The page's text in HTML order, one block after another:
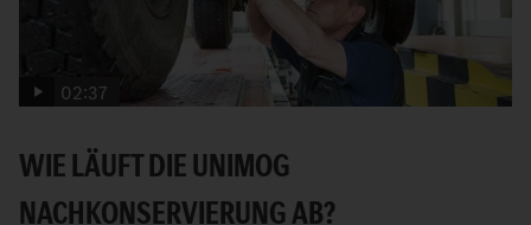
02:37
WIE LÄUFT DIE UNIMOG
NACHKONSERVIERUNG AB?